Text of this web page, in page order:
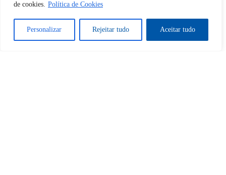
de cookies. Política de Cookies
Personalizar Rejeitar tudo Aceitar tudo
Desbloquear esquerda : 0